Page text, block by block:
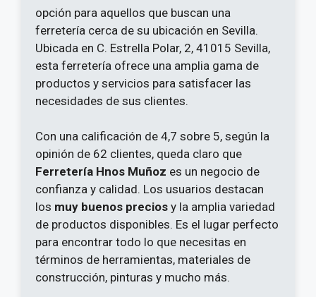
opción para aquellos que buscan una
ferretería cerca de su ubicación en Sevilla.
Ubicada en C. Estrella Polar, 2, 41015 Sevilla,
esta ferretería ofrece una amplia gama de
productos y servicios para satisfacer las
necesidades de sus clientes.
Con una calificación de 4,7 sobre 5, según la
opinión de 62 clientes, queda claro que
Ferretería Hnos Muñoz es un negocio de
confianza y calidad. Los usuarios destacan
los muy buenos precios y la amplia variedad
de productos disponibles. Es el lugar perfecto
para encontrar todo lo que necesitas en
términos de herramientas, materiales de
construcción, pinturas y mucho más.